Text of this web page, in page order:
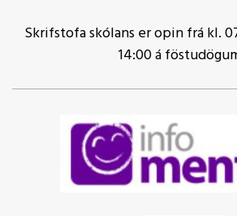
Skrifstofa skólans er opin frá kl.
14:00 á